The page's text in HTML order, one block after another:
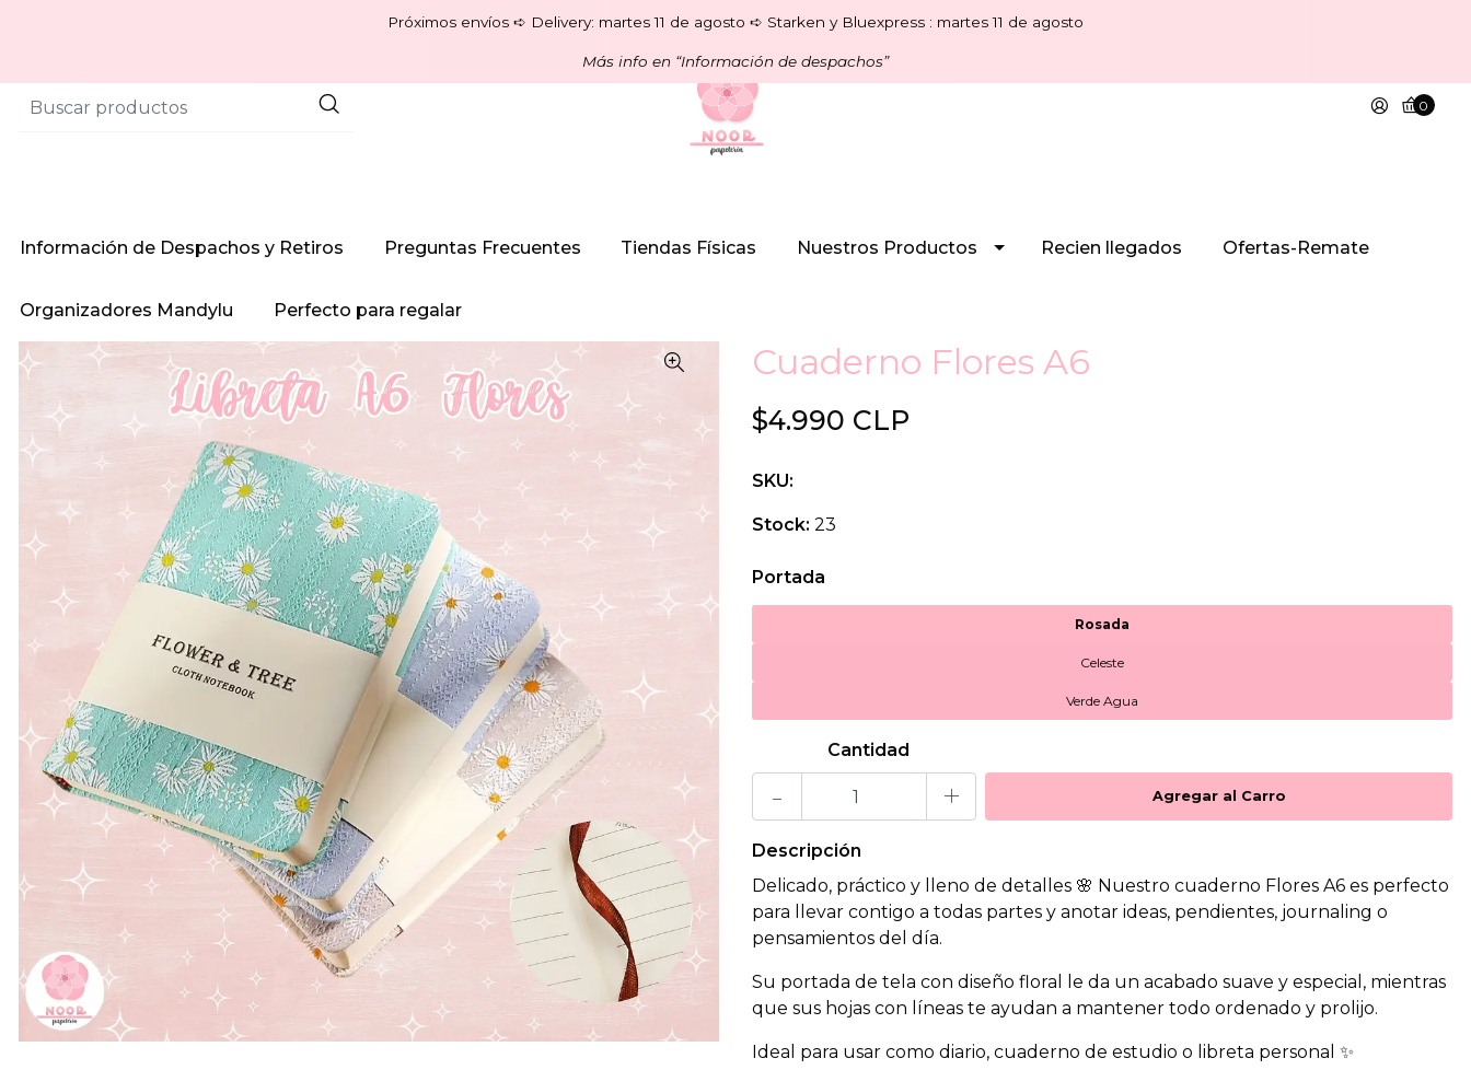
Próximos envíos ➪ Delivery: martes 11 de agosto ➪ Starken y Bluexpress : martes 11 de agosto
Más info en “Información de despachos”
0
Información de Despachos y Retiros Preguntas Frecuentes Tiendas Físicas Nuestros Productos Recien llegados Ofertas-Remate
Organizadores Mandylu Perfecto para regalar
Cuaderno Flores A6
$4.990 CLP
SKU:
Stock: 23
Portada
Rosada
Celeste
Verde Agua
Cantidad
- +
Descripción
Delicado, práctico y lleno de detalles 🌸 Nuestro cuaderno Flores A6 es perfecto
para llevar contigo a todas partes y anotar ideas, pendientes, journaling o
pensamientos del día.
Su portada de tela con diseño floral le da un acabado suave y especial, mientras
que sus hojas con líneas te ayudan a mantener todo ordenado y prolijo.
Ideal para usar como diario, cuaderno de estudio o libreta personal ✨